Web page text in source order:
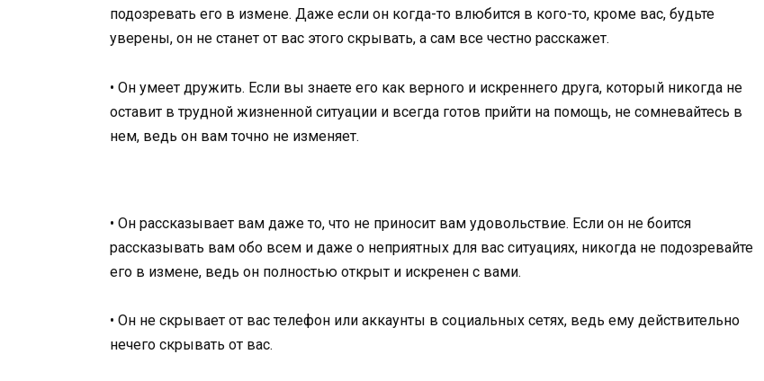
подозревать его в измене. Даже если он когда-то влюбится в кого-то, кроме вас, будьте
уверены, он не станет от вас этого скрывать, а сам все честно расскажет.
• Он умеет дружить. Если вы знаете его как верного и искреннего друга, который никогда не
оставит в трудной жизненной ситуации и всегда готов прийти на помощь, не сомневайтесь в
нем, ведь он вам точно не изменяет.
• Он рассказывает вам даже то, что не приносит вам удовольствие. Если он не боится
рассказывать вам обо всем и даже о неприятных для вас ситуациях, никогда не подозревайте
его в измене, ведь он полностью открыт и искренен с вами.
• Он не скрывает от вас телефон или аккаунты в социальных сетях, ведь ему действительно
нечего скрывать от вас.